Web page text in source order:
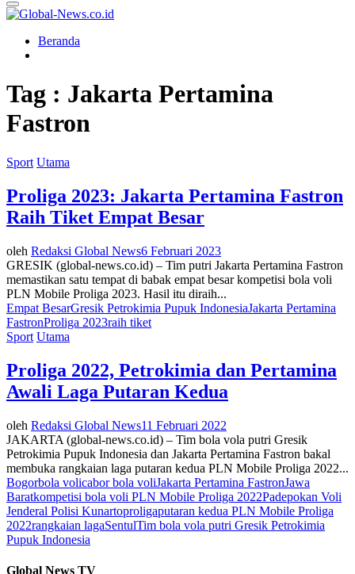
Primary
Menu
Beranda
Tag : Jakarta Pertamina
Fastron
Sport Utama
Proliga 2023: Jakarta Pertamina Fastron
Raih Tiket Empat Besar
oleh Redaksi Global News6 Februari 2023
GRESIK (global-news.co.id) – Tim putri Jakarta Pertamina Fastron
memastikan satu tempat di babak empat besar kompetisi bola voli
PLN Mobile Proliga 2023. Hasil itu diraih...
Empat BesarGresik Petrokimia Pupuk IndonesiaJakarta Pertamina
FastronProliga 2023raih tiket
Sport Utama
Proliga 2022, Petrokimia dan Pertamina
Awali Laga Putaran Kedua
oleh Redaksi Global News11 Februari 2022
JAKARTA (global-news.co.id) – Tim bola vola putri Gresik
Petrokimia Pupuk Indonesia dan Jakarta Pertamina Fastron bakal
membuka rangkaian laga putaran kedua PLN Mobile Proliga 2022...
Bogorbola volicabor bola voliJakarta Pertamina FastronJawa
Baratkompetisi bola voli PLN Mobile Proliga 2022Padepokan Voli
Jenderal Polisi Kunartoproligaputaran kedua PLN Mobile Proliga
2022rangkaian lagaSentulTim bola vola putri Gresik Petrokimia
Pupuk Indonesia
Global News TV